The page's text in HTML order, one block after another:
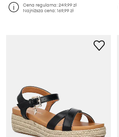
Cena regularna:249,99 zł
Najniższa cena:169,99 zł